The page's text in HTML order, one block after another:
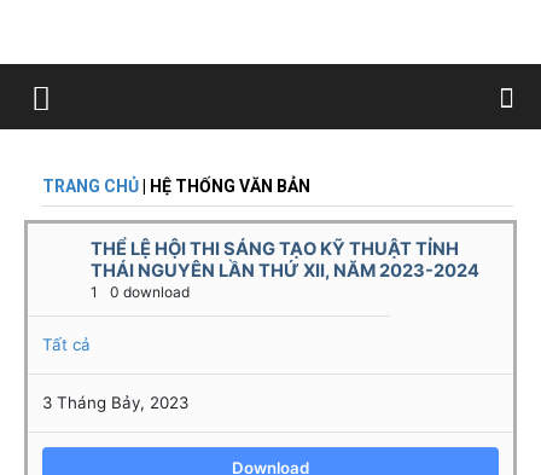
TRANG CHỦ | HỆ THỐNG VĂN BẢN
THỂ LỆ HỘI THI SÁNG TẠO KỸ THUẬT TỈNH
THÁI NGUYÊN LẦN THỨ XII, NĂM 2023-2024
1 0 download
Tất cả
3 Tháng Bảy, 2023
Download